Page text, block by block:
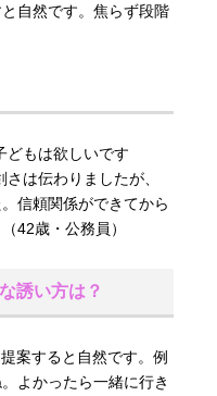
自然です。焦らず段階
どもは欲しいです
は伝わりましたが、
信頼関係ができてから
42歳・公務員）
誘い方は？
案すると自然です。例
よかったら一緒に行き